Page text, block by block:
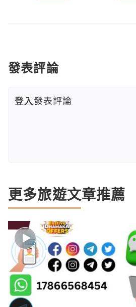
發表評論
登入發表評論
更多旅遊文章推薦